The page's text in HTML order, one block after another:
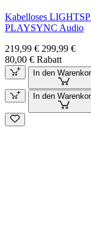
Kabelloses
PLAYSYNC Audio
219,99 € 299,99 €
80,00 € Rabatt
In den
In den